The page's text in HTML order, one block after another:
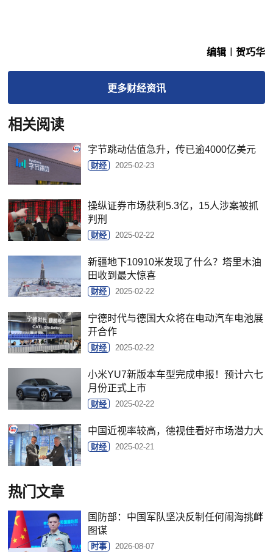
编辑︱贺巧华
更多财经资讯
相关阅读
字节跳动估值急升，传已逾4000亿美元
财经 2025-02-23
操纵证券市场获利5.3亿，15人涉案被抓
判刑
财经 2025-02-22
新疆地下10910米发现了什么？塔里木油
田收到最大惊喜
财经 2025-02-22
宁德时代与德国大众将在电动汽车电池展
开合作
财经 2025-02-22
小米YU7新版本车型完成申报！预计六七
月份正式上市
财经 2025-02-22
中国近视率较高，德视佳看好市场潜力大
财经 2025-02-21
热门文章
国防部：中国军队坚决反制任何闹海挑衅
图谋
时事 2026-08-07